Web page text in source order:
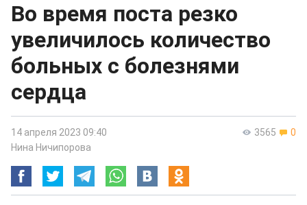
Во время поста резко
увеличилось количество
больных с болезнями
сердца
3565 0
14 апреля 2023 09:40
Нина Ничипорова